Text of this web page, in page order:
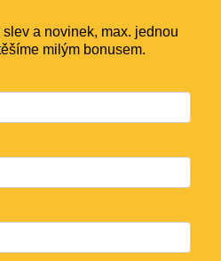
a novinek, max. jednou
milým bonusem.